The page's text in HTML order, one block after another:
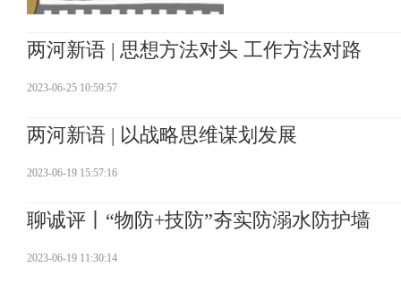
两河新语 | 思想方法对头 工作方法对路
2023-06-25 10:59:57
两河新语 | 以战略思维谋划发展
2023-06-19 15:57:16
聊诚评丨“物防+技防”夯实防溺水防护墙
2023-06-19 11:30:14